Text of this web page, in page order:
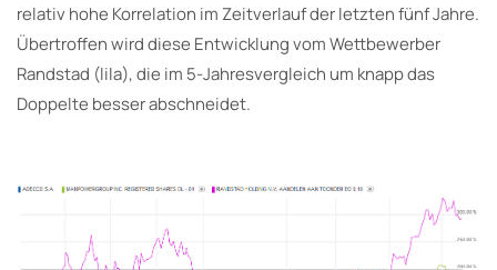
relativ hohe Korrelation im Zeitverlauf der letzten fünf Jahre.
Übertroffen wird diese Entwicklung vom Wettbewerber
Randstad (lila), die im 5-Jahresvergleich um knapp das
Doppelte besser abschneidet.